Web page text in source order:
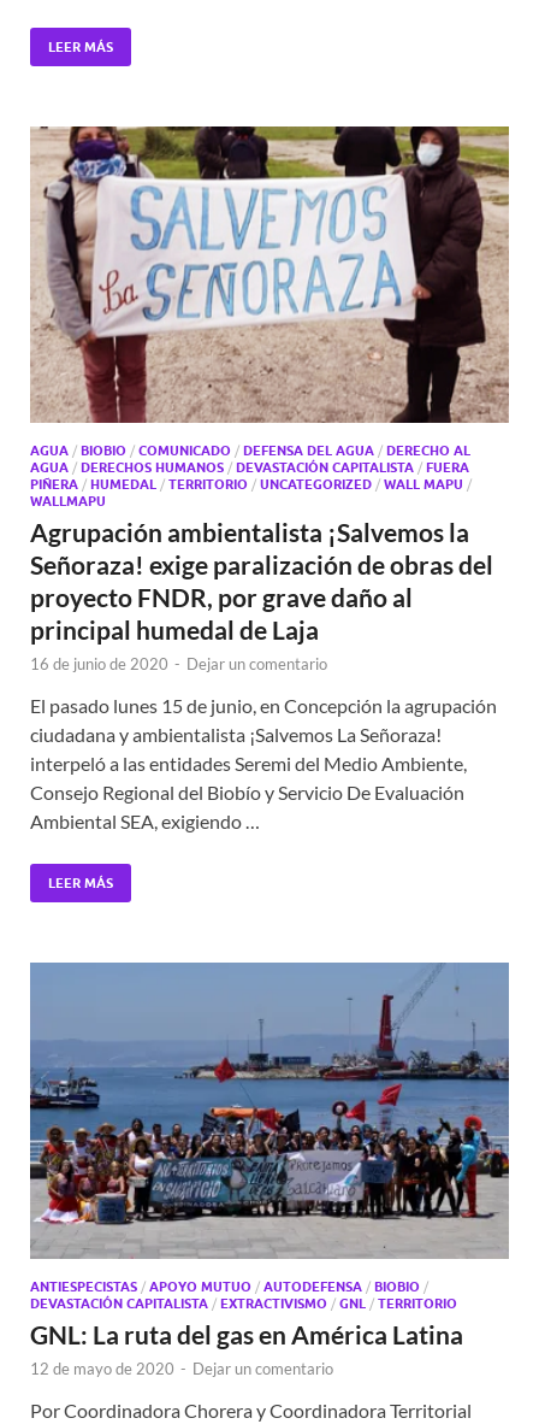
LEER MÁS
AGUA / BIOBIO / COMUNICADO / DEFENSA DEL AGUA / DERECHO AL
AGUA / DERECHOS HUMANOS / DEVASTACIÓN CAPITALISTA / FUERA
PIÑERA / HUMEDAL / TERRITORIO / UNCATEGORIZED / WALL MAPU /
WALLMAPU
Agrupación ambientalista ¡Salvemos la
Señoraza! exige paralización de obras del
proyecto FNDR, por grave daño al
principal humedal de Laja
16 de junio de 2020 - Dejar un comentario
El pasado lunes 15 de junio, en Concepción la agrupación
ciudadana y ambientalista ¡Salvemos La Señoraza!
interpeló a las entidades Seremi del Medio Ambiente,
Consejo Regional del Biobío y Servicio De Evaluación
Ambiental SEA, exigiendo …
LEER MÁS
ANTIESPECISTAS / APOYO MUTUO / AUTODEFENSA / BIOBIO /
DEVASTACIÓN CAPITALISTA / EXTRACTIVISMO / GNL / TERRITORIO
GNL: La ruta del gas en América Latina
12 de mayo de 2020 - Dejar un comentario
Por Coordinadora Chorera y Coordinadora Territorial